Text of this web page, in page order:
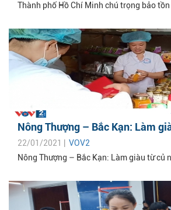
Thành phố Hồ Chí Minh chú trọng bảo
Nông Thượng – Bắc Kạn: Làm
22/01/2021 | VOV2
Nông Thượng – Bắc Kạn: Làm giàu từ củ